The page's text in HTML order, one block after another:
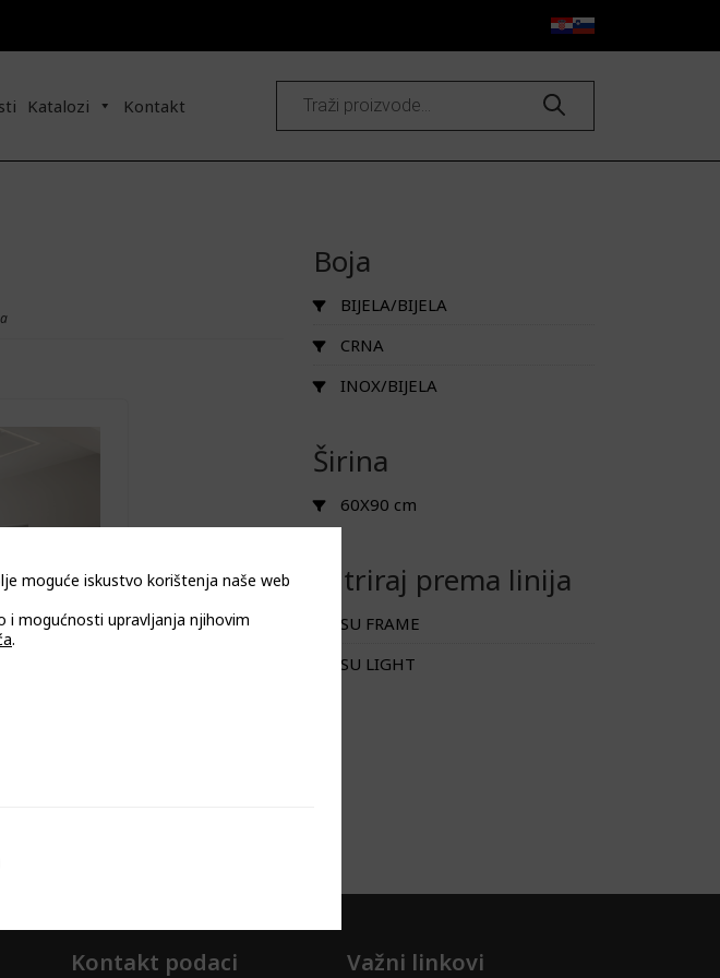
Katalozi Kontakt Products
search
Boja
BIJELA/BIJELA
CRNA
INOX/BIJELA
Širina
60X90 cm
Filtriraj prema linija
SU FRAME
SU LIGHT
Kontakt podaci Važni linkovi
moguće iskustvo korištenja naše web
i mogućnosti upravljanja njihovim
.